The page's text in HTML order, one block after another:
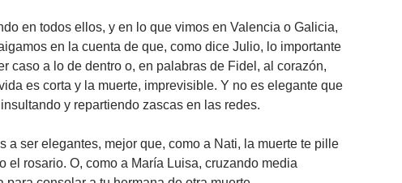
en todos ellos, y en lo que vimos en Valencia o Galicia,
en la cuenta de que, como dice Julio, lo importante
caso a lo de dentro o, en palabras de Fidel, al corazón,
es corta y la muerte, imprevisible. Y no es elegante que
y repartiendo zascas en las redes.
a ser elegantes, mejor que, como a Nati, la muerte te pille
el rosario. O, como a María Luisa, cruzando media